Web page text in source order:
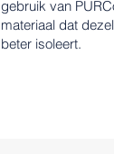
gebruik van
materiaal dat
beter isoleert.